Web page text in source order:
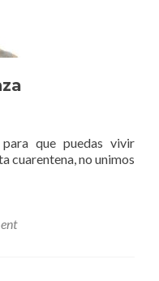
que puedas vivir
cuarentena, no unimos